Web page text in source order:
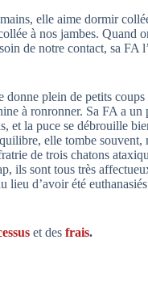
elle aime dormir
à nos jambes. Quand
de notre contact, sa FA
donne plein de petits
à ronronner. Sa FA a
et la puce se débrouille
elle tombe
de trois chatons
ils sont tous très
lieu d’avoir été
et des frais.